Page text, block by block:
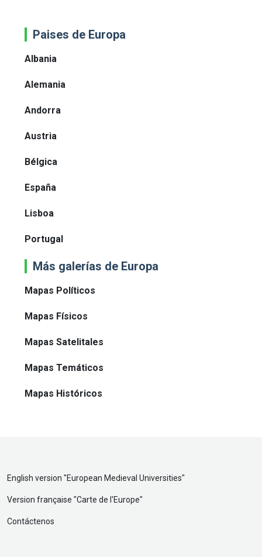
Paises de Europa
Albania
Alemania
Andorra
Austria
Bélgica
España
Lisboa
Portugal
Más galerías de Europa
Mapas Políticos
Mapas Físicos
Mapas Satelitales
Mapas Temáticos
Mapas Históricos
English version "European Medieval Universities"
Version française "Carte de l'Europe"
Contáctenos